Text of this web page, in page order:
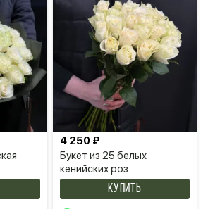
Букет из 25 белых
кенийских роз
4 250 ₽
КУПИТЬ